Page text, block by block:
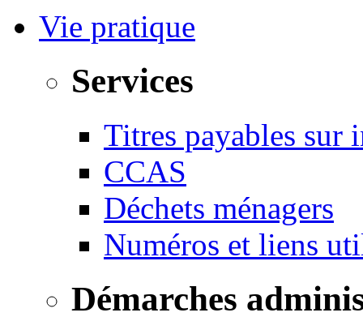
Vie pratique
Services
Titres payables sur
CCAS
Déchets ménagers
Numéros et liens
Démarches